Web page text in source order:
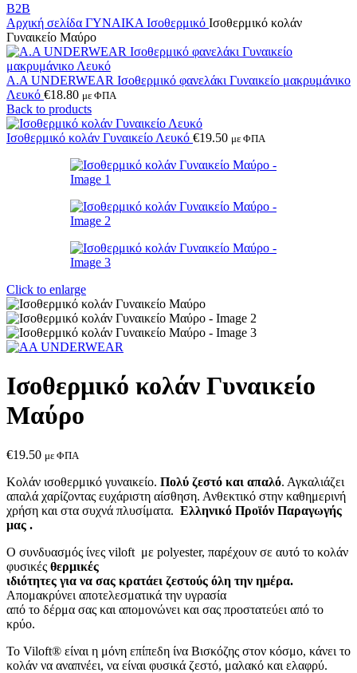
B2B
Αρχική σελίδα ΓΥΝΑΙΚΑ Ισοθερμικό Ισοθερμικό κολάν
Γυναικείο Μαύρο
Α.A UNDERWEAR Ισοθερμικό φανελάκι Γυναικείο μακρυμάνικο
Λευκό €18.80 με ΦΠΑ
Back to products
Ισοθερμικό κολάν Γυναικείο Λευκό €19.50 με ΦΠΑ
Click to enlarge
Ισοθερμικό κολάν Γυναικείο
Μαύρο
€19.50 με ΦΠΑ
Κολάν ισοθερμικό γυναικείο. Πολύ ζεστό και απαλό. Αγκαλιάζει
απαλά χαρίζοντας ευχάριστη αίσθηση. Ανθεκτικό στην καθημερινή
χρήση και στα συχνά πλυσίματα. Ελληνικό Προϊόν Παραγωγής
μας .
Ο συνδυασμός ίνες viloft με polyester, παρέχουν σε αυτό το κολάν
φυσικές θερμικές
ιδιότητες για να σας κρατάει ζεστούς όλη την ημέρα.
Απομακρύνει αποτελεσματικά την υγρασία
από το δέρμα σας και απομονώνει και σας προστατεύει από το
κρύο.
Το Viloft® είναι η μόνη επίπεδη ίνα Βισκόζης στον κόσμο, κάνει το
κολάν να αναπνέει, να είναι φυσικά ζεστό, μαλακό και ελαφρύ.